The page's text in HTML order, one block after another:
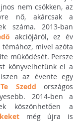
nem csökken, az
nő, akárcsak a
száma. 2013-ban
akciójáról, ez év
mivel azóta
működését. Persze
könyvelhetünk el a
az évente egy
Te Szedd országos
2014-ben a
köszönhetően a
még újra is